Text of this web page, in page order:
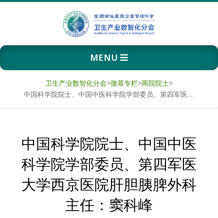
卫
生
产
数
智
化
Primary
Navigation
MENU
卫生产业数智化分会>微慕专栏>两院院士>
中国科学院院士、中国中医科学院学部委员、第四军医大学西京医院肝胆胰脾外科主任：窦科峰
中国科学院院士、中国中医
科学院学部委员、第四军医
大学西京医院肝胆胰脾外科
主任：窦科峰